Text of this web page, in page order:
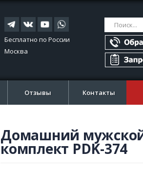
Поиск
Бесплатно по России
Москва
Отзывы Контакты
Домашний
комплект PDK-374